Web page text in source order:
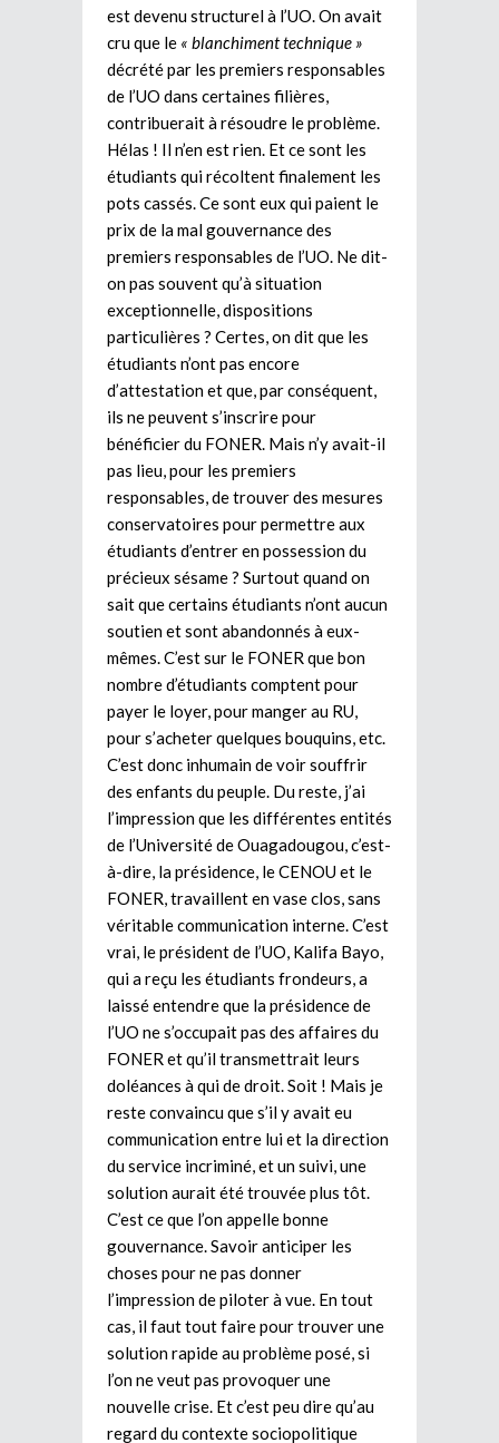
est devenu structurel à l’UO. On avait
cru que le « blanchiment technique »
décrété par les premiers responsables
de l’UO dans certaines filières,
contribuerait à résoudre le problème.
Hélas ! Il n’en est rien. Et ce sont les
étudiants qui récoltent finalement les
pots cassés. Ce sont eux qui paient le
prix de la mal gouvernance des
premiers responsables de l’UO. Ne dit-
on pas souvent qu’à situation
exceptionnelle, dispositions
particulières ? Certes, on dit que les
étudiants n’ont pas encore
d’attestation et que, par conséquent,
ils ne peuvent s’inscrire pour
bénéficier du FONER. Mais n’y avait-il
pas lieu, pour les premiers
responsables, de trouver des mesures
conservatoires pour permettre aux
étudiants d’entrer en possession du
précieux sésame ? Surtout quand on
sait que certains étudiants n’ont aucun
soutien et sont abandonnés à eux-
mêmes. C’est sur le FONER que bon
nombre d’étudiants comptent pour
payer le loyer, pour manger au RU,
pour s’acheter quelques bouquins, etc.
C’est donc inhumain de voir souffrir
des enfants du peuple. Du reste, j’ai
l’impression que les différentes entités
de l’Université de Ouagadougou, c’est-
à-dire, la présidence, le CENOU et le
FONER, travaillent en vase clos, sans
véritable communication interne. C’est
vrai, le président de l’UO, Kalifa Bayo,
qui a reçu les étudiants frondeurs, a
laissé entendre que la présidence de
l’UO ne s’occupait pas des affaires du
FONER et qu’il transmettrait leurs
doléances à qui de droit. Soit ! Mais je
reste convaincu que s’il y avait eu
communication entre lui et la direction
du service incriminé, et un suivi, une
solution aurait été trouvée plus tôt.
C’est ce que l’on appelle bonne
gouvernance. Savoir anticiper les
choses pour ne pas donner
l’impression de piloter à vue. En tout
cas, il faut tout faire pour trouver une
solution rapide au problème posé, si
l’on ne veut pas provoquer une
nouvelle crise. Et c’est peu dire qu’au
regard du contexte sociopolitique